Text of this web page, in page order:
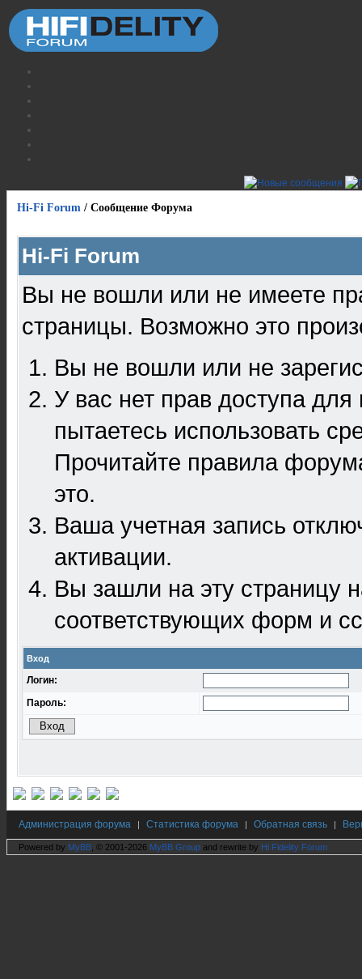
Hi-Fi Forum / Сообщение Форума
Hi-Fi Forum
Вы не вошли или не имеете
страницы. Возможно это
Вы не вошли или не
У вас нет прав доступа
пытаетесь использовать
Прочитайте правила
это.
Ваша учетная запись
активации.
Вы зашли на эту
соответствующих форм и
Вход
Логин:
Пароль:
Администрация форума | Статистика форума | Обратная связь |
Powered by MyBB , © 2001-2026 MyBB Group and rewrite by Hi Fidelity Forum